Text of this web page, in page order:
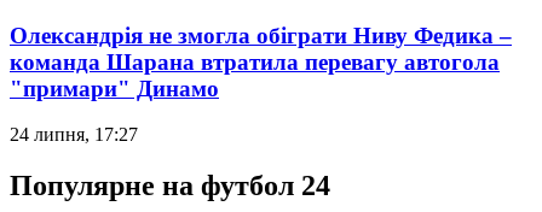
Олександрія не змогла обіграти Ниву Федика –
команда Шарана втратила перевагу автогола
"примари" Динамо
24 липня, 17:27
Популярне на футбол 24